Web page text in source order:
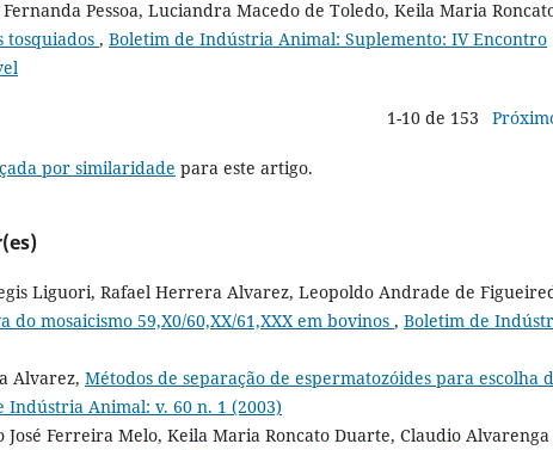
Fernanda Pessoa, Luciandra Macedo de Toledo, Keila Maria
tosquiados , Boletim de Indústria Animal: Suplemento: IV Encontro
1-10 de 153
por similaridade para este artigo.
Liguori, Rafael Herrera Alvarez, Leopoldo Andrade de
mosaicismo 59,X0/60,XX/61,XXX em bovinos , Boletim de
Alvarez, Métodos de separação de espermatozóides para escolha
Indústria Animal: v. 60 n. 1 (2003)
Ferreira Melo, Keila Maria Roncato Duarte, Claudio Alvarenga